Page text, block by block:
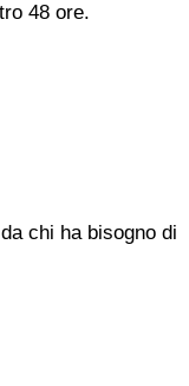
48 ore.
chi ha bisogno di